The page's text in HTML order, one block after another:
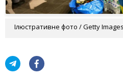
Ілюстративне фото / Getty Images